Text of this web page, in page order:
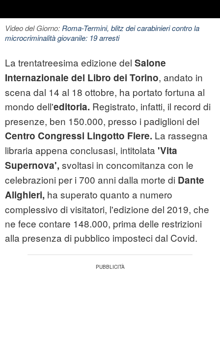
Video del Giorno:Roma-Termini, blitz dei carabinieri contro la
microcriminalità giovanile: 19 arresti
La trentatreesima edizione del Salone
Internazionale del Libro dei Torino, andato in
scena dal 14 al 18 ottobre, ha portato fortuna al
mondo dell'editoria. Registrato, infatti, il record di
presenze, ben 150.000, presso i padiglioni del
Centro Congressi Lingotto Fiere. La rassegna
libraria appena conclusasi, intitolata 'Vita
Supernova', svoltasi in concomitanza con le
celebrazioni per i 700 anni dalla morte di Dante
Alighieri, ha superato quanto a numero
complessivo di visitatori, l'edizione del 2019, che
ne fece contare 148.000, prima delle restrizioni
alla presenza di pubblico imposteci dal Covid.